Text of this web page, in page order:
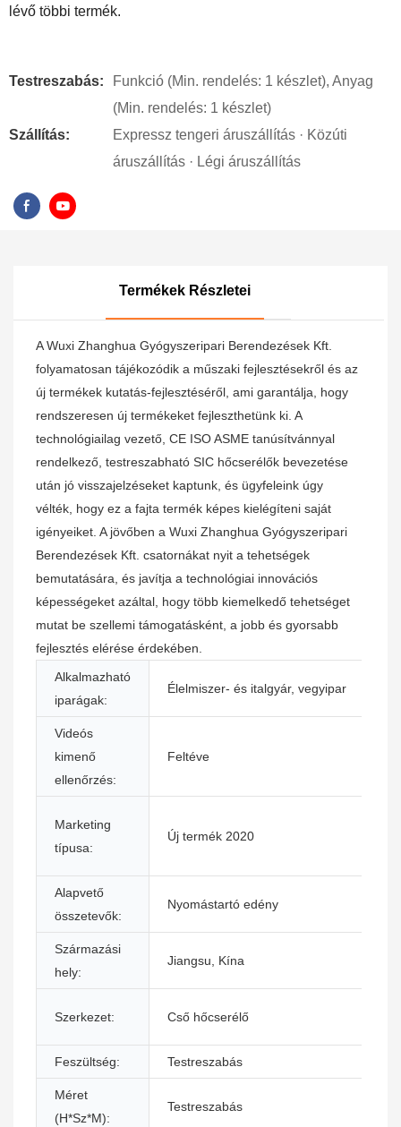
lévő többi termék.
Testreszabás:
Funkció (Min. rendelés: 1 készlet), Anyag
(Min. rendelés: 1 készlet)
Szállítás:
Expressz tengeri áruszállítás · Közúti
áruszállítás · Légi áruszállítás
Termékek Részletei
A Wuxi Zhanghua Gyógyszeripari Berendezések Kft.
folyamatosan tájékozódik a műszaki fejlesztésekről és az
új termékek kutatás-fejlesztéséről, ami garantálja, hogy
rendszeresen új termékeket fejleszthetünk ki. A
technológiailag vezető, CE ISO ASME tanúsítvánnyal
rendelkező, testreszabható SIC hőcserélők bevezetése
után jó visszajelzéseket kaptunk, és ügyfeleink úgy
vélték, hogy ez a fajta termék képes kielégíteni saját
igényeiket. A jövőben a Wuxi Zhanghua Gyógyszeripari
Berendezések Kft. csatornákat nyit a tehetségek
bemutatására, és javítja a technológiai innovációs
képességeket azáltal, hogy több kiemelkedő tehetséget
mutat be szellemi támogatásként, a jobb és gyorsabb
fejlesztés elérése érdekében.
Alkalmazható
iparágak:
Élelmiszer- és italgyár, vegyipar
Videós
kimenő
ellenőrzés:
Feltéve
Marketing
típusa:
Új termék 2020
Alapvető
összetevők:
Nyomástartó edény
Származási
hely:
Jiangsu, Kína
Szerkezet: Cső hőcserélő
Feszültség: Testreszabás
Méret
(H*Sz*M):
Testreszabás